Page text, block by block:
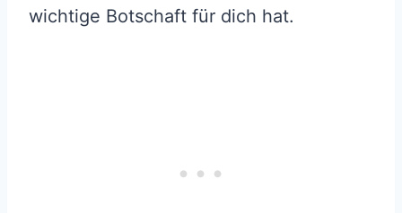
wichtige Botschaft für dich hat.